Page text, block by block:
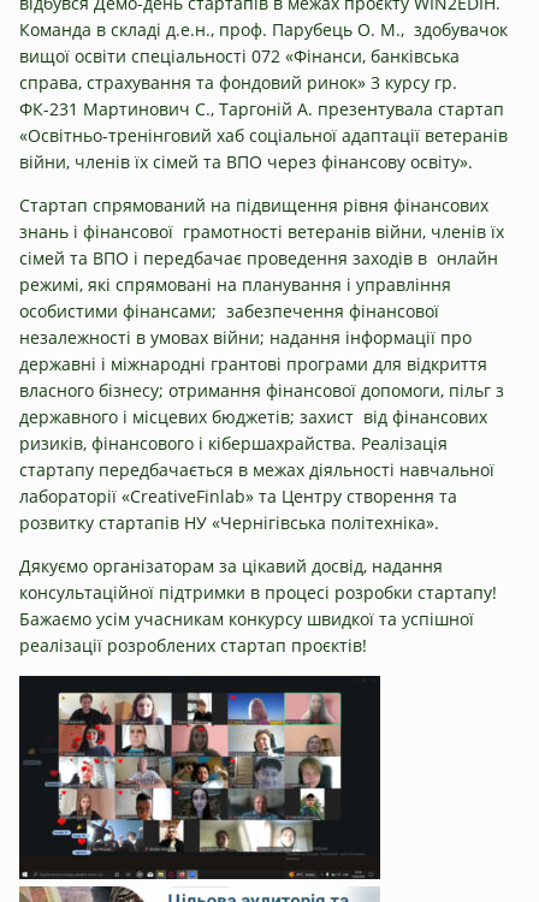
Команда в складі д.е.н., проф. Парубець О. М., здобувачок
вищої освіти спеціальності 072 «Фінанси, банківська
справа, страхування та фондовий ринок» 3 курсу гр.
ФК-231 Мартинович С., Таргоній А. презентувала стартап
«Освітньо-тренінговий хаб соціальної адаптації ветеранів
війни, членів їх сімей та ВПО через фінансову освіту».
Стартап спрямований на підвищення рівня фінансових
знань і фінансової грамотності ветеранів війни, членів їх
сімей та ВПО і передбачає проведення заходів в онлайн
режимі, які спрямовані на планування і управління
особистими фінансами; забезпечення фінансової
незалежності в умовах війни; надання інформації про
державні і міжнародні грантові програми для відкриття
власного бізнесу; отримання фінансової допомоги, пільг з
державного і місцевих бюджетів; захист від фінансових
ризиків, фінансового і кібершахрайства. Реалізація
стартапу передбачається в межах діяльності навчальної
лабораторії «CreativeFinlab» та Центру створення та
розвитку стартапів НУ «Чернігівська політехніка».
Дякуємо організаторам за цікавий досвід, надання
консультаційної підтримки в процесі розробки стартапу!
Бажаємо усім учасникам конкурсу швидкої та успішної
реалізації розроблених стартап проєктів!